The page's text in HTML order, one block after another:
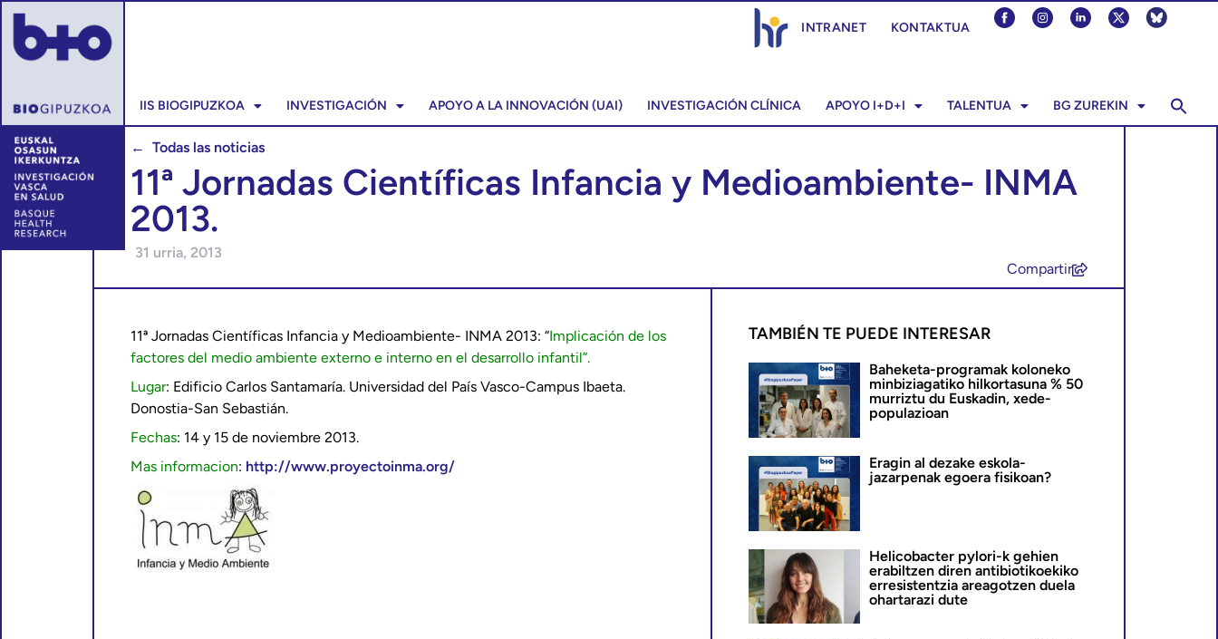
INTRANET KONTAKTUA
IIS BIOGIPUZKOA INVESTIGACIÓN APOYO A LA INNOVACIÓN (UAI) INVESTIGACIÓN CLÍNICA APOYO I+D+I TALENTUA BG ZUREKIN
← Todas las noticias
11ª Jornadas Científicas Infancia y Medioambiente- INMA
2013.
31 urria, 2013
Compartir
11ª Jornadas Científicas Infancia y Medioambiente- INMA 2013: “Implicación de los
factores del medio ambiente externo e interno en el desarrollo infantil”.
Lugar: Edificio Carlos Santamaría. Universidad del País Vasco-Campus Ibaeta.
Donostia-San Sebastián.
Fechas: 14 y 15 de noviembre 2013.
Mas informacion: http://www.proyectoinma.org/
TAMBIÉN TE PUEDE INTERESAR
Baheketa-programak koloneko
minbiziagatiko hilkortasuna % 50
murriztu du Euskadin, xede-
populazioan
Eragin al dezake eskola-
jazarpenak egoera fisikoan?
Helicobacter pylori-k gehien
erabiltzen diren antibiotikoekiko
erresistentzia areagotzen duela
ohartarazi dute